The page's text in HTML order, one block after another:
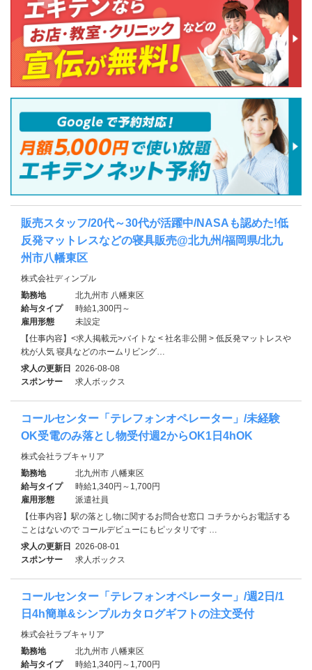
販売スタッフ/20代～30代が活躍中/NASAも認めた!低
反発マットレスなどの寝具販売@北九州/福岡県/北九
州市八幡東区
株式会社ディンプル
勤務地
北九州市 八幡東区
給与タイプ
時給1,300円～
雇用形態
未設定
【仕事内容】<求人掲載元>バイトな < 社名非公開 > 低反発マットレスや
枕が人気 寝具などのホームリビング…
求人の更新日 2026-08-08
スポンサー
求人ボックス
コールセンター「テレフォンオペレーター」/未経験
OK受電のみ落とし物受付週2からOK1日4hOK
株式会社ラブキャリア
勤務地
北九州市 八幡東区
給与タイプ
時給1,340円～1,700円
雇用形態
派遣社員
【仕事内容】駅の落とし物に関するお問合せ窓口 コチラからお電話する
ことはないので コールデビューにもピッタリです …
求人の更新日 2026-08-01
スポンサー
求人ボックス
コールセンター「テレフォンオペレーター」/週2日/1
日4h簡単&シンプルカタログギフトの注文受付
株式会社ラブキャリア
勤務地
北九州市 八幡東区
給与タイプ
時給1,340円～1,700円